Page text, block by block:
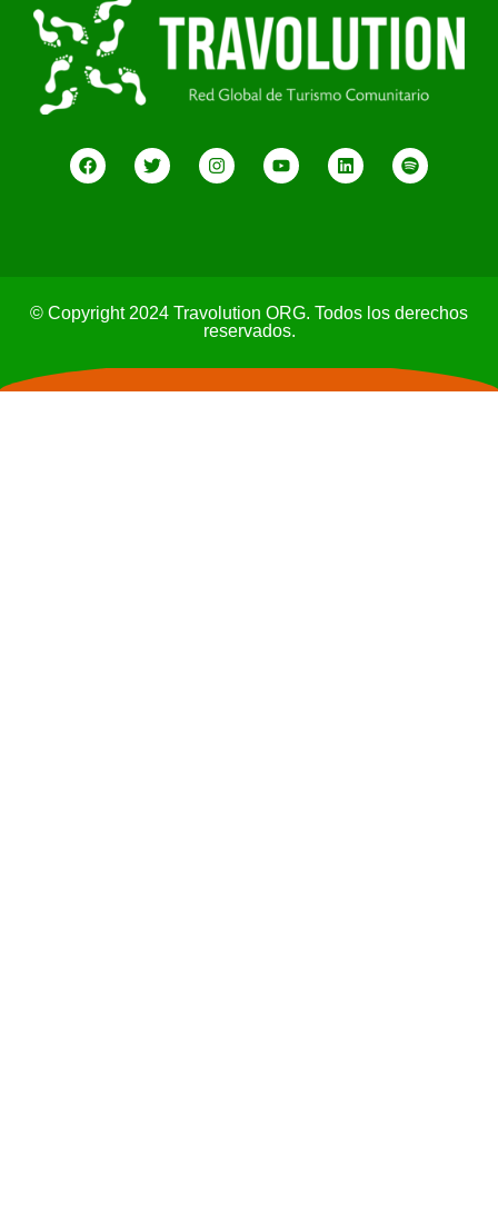
© Copyright 2024 Travolution ORG. Todos los derechos
reservados.